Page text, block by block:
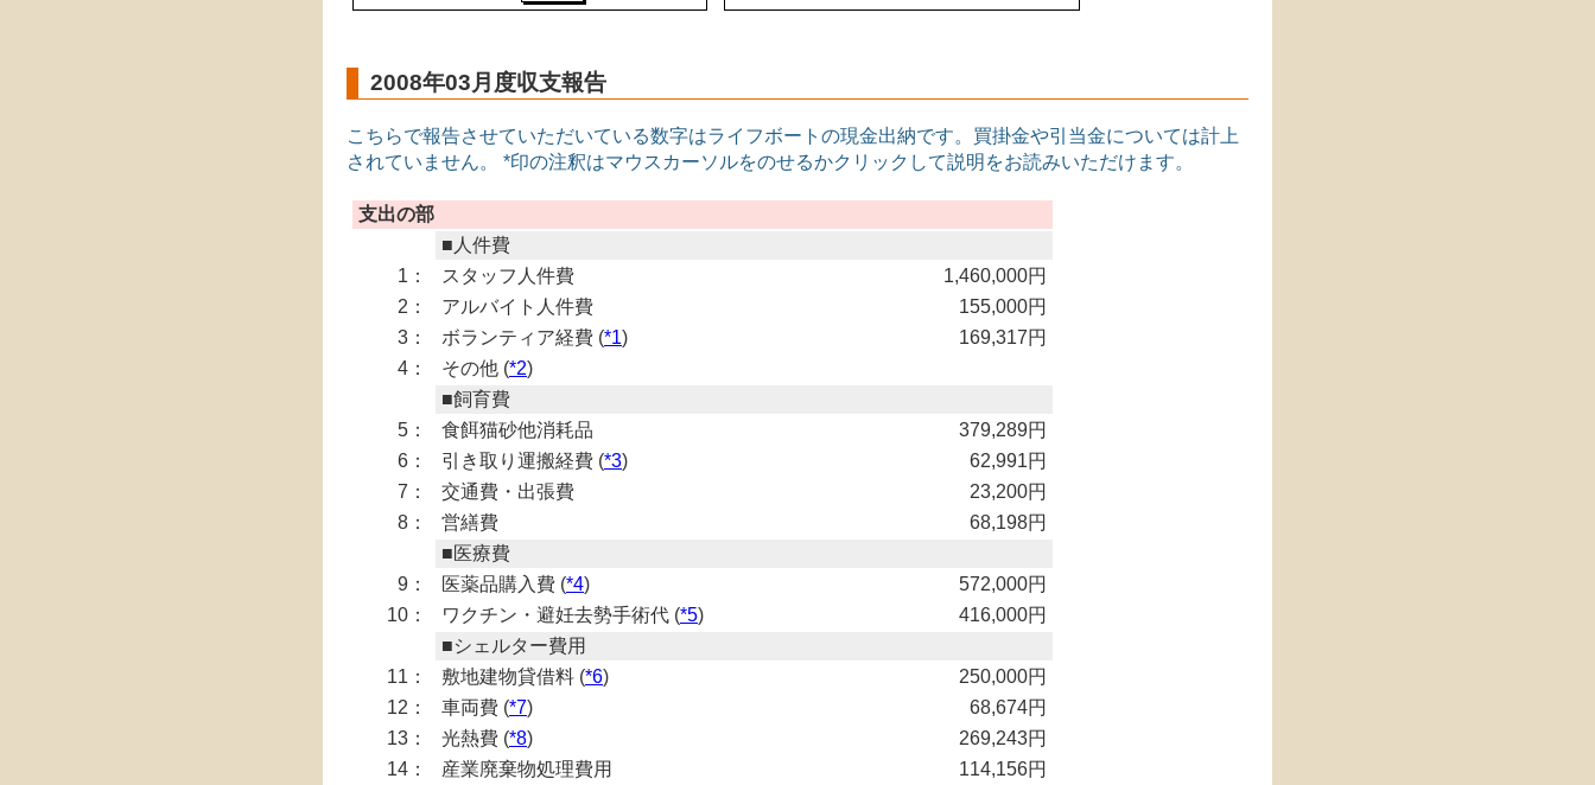
2008年03月度収支報告
こちらで報告させていただいている数字はライフボートの現金出納です。買掛金や引当金については計上
されていません。 *印の注釈はマウスカーソルをのせるかクリックして説明をお読みいただけます。
支出の部
■人件費
1：
スタッフ人件費
1,460,000円
2：
アルバイト人件費
155,000円
3：
ボランティア経費 (*1)
169,317円
4：
その他 (*2)
■飼育費
5：
食餌猫砂他消耗品
379,289円
6：
引き取り運搬経費 (*3)
62,991円
7：
交通費・出張費
23,200円
8：
営繕費
68,198円
■医療費
9：
医薬品購入費 (*4)
572,000円
10：
ワクチン・避妊去勢手術代 (*5)
416,000円
■シェルター費用
11：
敷地建物貸借料 (*6)
250,000円
12：
車両費 (*7)
68,674円
13：
光熱費 (*8)
269,243円
14：
産業廃棄物処理費用
114,156円